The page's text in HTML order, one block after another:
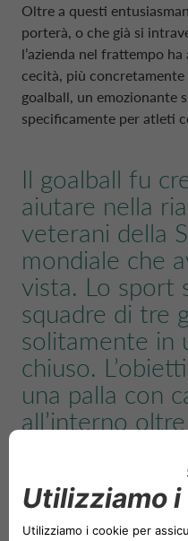
PARTI
Oltre a questi
porterà, o che già si
l’azienda nel frattempo
cecità, più
goalball, un emozionante
specificamente per atleti
Il goalball fu
aiutare nella
veterani della
mondiale che
vista. Lo sport
squadre di tre
solitamente in
chiuso.
una palla con
all’interno
Esistono diverse
Champions League